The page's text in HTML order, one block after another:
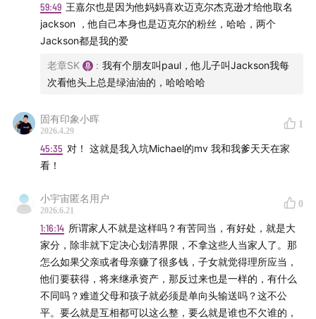
制片国家/地区: 美国
语言: 英语
上映日期: 2026-04-24(美国/中国大陆) / 2026-04-
片长: 128分钟
又名: 米高·积逊(港) / 麦可·杰克森(台) / 迈克尔
IMDb: tt11378946
剧情简讯：
这是一部明星迈克尔杰克逊的传记电影。影片关注于这位
天皇巨星的前半生，讲述了他如何在自家兄弟合唱团“杰克
逊五兄弟”中因为显眼的天赋而一步步脱颖而出，最终发布
59:49 王嘉尔也是因为他妈妈喜欢迈克尔杰克逊才给他取名
jackson ，他自己本身也是迈克尔的粉丝，哈哈，两个
Jackson都是我的爱
老章SK : 我有个朋友叫paul，他儿子叫Jackson我每
次看他头上总是绿油油的，哈哈哈哈
固有印象小晖
2026.4.29
1
45:35 对！ 这就是我入坑Michael的mv 我和我爹天天在家
看！
小宇宙匿名用户
2026.6.21
0
1:16:14 所谓家人不就是这样吗？有苦同当，有好处，就是大
家分，除非就下定决心划清界限，不拿这些人当家人了。那
怎么如果父亲或者母亲赚了很多钱，子女就觉得理所应当，
他们要获得，将来继承资产，那反过来也是一样的，有什么
不同吗？难道父母和孩子就必须是单向头输送吗？这不公
平。要么就是互相都可以这么整，要么就是谁也不欠谁的，